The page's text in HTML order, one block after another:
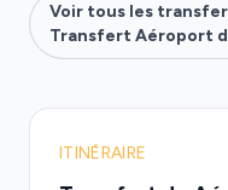
Voir tous les
Transfert Aéroport
ITINÉRAIRE